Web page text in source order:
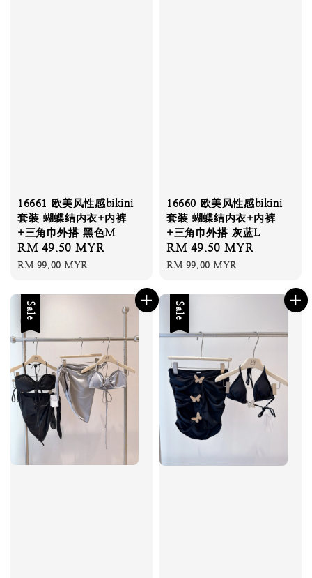
16661 欧美风性感bikini
套装 蝴蝶结内衣+内裤
+三角巾外搭 黑色M
Sale
price
RM 49.50 MYR
RM 99.00 MYR
16660 欧美风性感bikini
套装 蝴蝶结内衣+内裤
+三角巾外搭 灰蓝L
Sale
price
RM 49.50 MYR
RM 99.00 MYR
Sale Sale